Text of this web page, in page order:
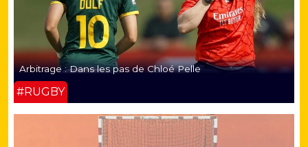
Arbitrage : Dans les pas de Chloé Pelle
#RUGBY